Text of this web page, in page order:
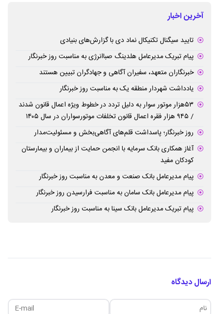
آخرین اخبار
تایید سیگنال تکنیکال نماد دی با گزارش‌های بنیادی
پیام تبریک مدیرعامل هلدینگ صباانرژی به مناسبت روز خبرنگار
خبرنگاران متعهد، سفیران آگاهی و جهادگران تبیین هستند
یادداشت شهردار منطقه یک به مناسبت روز خبرنگار
۵۳هزار موتور سوار به دلیل تردد در خطوط ویژه اعمال قانون شدند
/ ۹۴۵ هزار فقره اعمال قانون تخلفات موتورسواران در سال ۱۴۰۵
روز خبرنگار؛ پاسداشت قلم‌های آگاهی‌بخش و مسئولیت‌مدار
آغاز همکاری بانک سرمایه با انجمن حمایت از بیماران و بیمارستان
کودکان مفید
پیام مدیرعامل بانک صنعت و معدن به مناسبت روز خبرنگار
پیام مدیرعامل بانک سامان به مناسبت فرارسیدن روز خبرنگار
پیام تبریک مدیرعامل بانک سینا به مناسبت روز خبرنگار
ارسال دیدگاه